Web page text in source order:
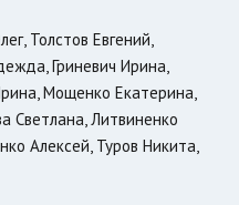
Толстов Евгений,
Гриневич Ирина,
Мощенко Екатерина,
Светлана, Литвиненко
Алексей, Туров Никита,